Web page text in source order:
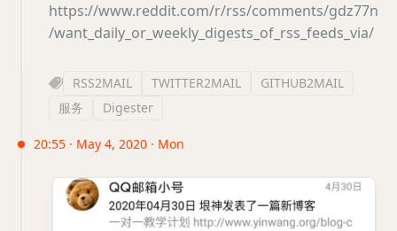
https://www.reddit.com/r/rss/comments/gdz77n
/want_daily_or_weekly_digests_of_rss_feeds_via/
RSS2MAIL TWITTER2MAIL
GITHUB2MAIL
服务
Digester
20:55 · May 4, 2020 · Mon